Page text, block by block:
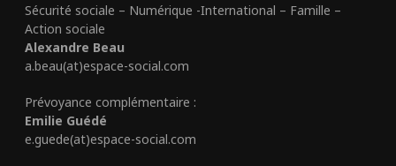
Sécurité sociale – Numérique -International – Famille –
Action sociale
Alexandre Beau
a.beau(at)espace-social.com
Prévoyance complémentaire :
Emilie Guédé
e.guede(at)espace-social.com